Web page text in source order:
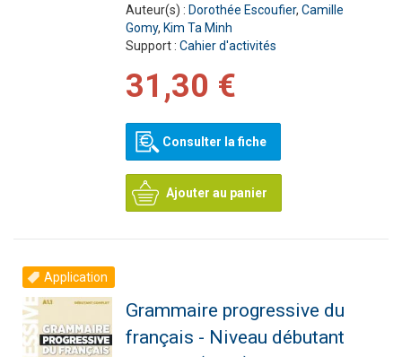
Auteur(s) : Dorothée Escoufier, Camille
Gomy, Kim Ta Minh
Support : Cahier d'activités
31,30 €
Consulter la fiche
Ajouter au panier
Application
Grammaire progressive du
français - Niveau débutant